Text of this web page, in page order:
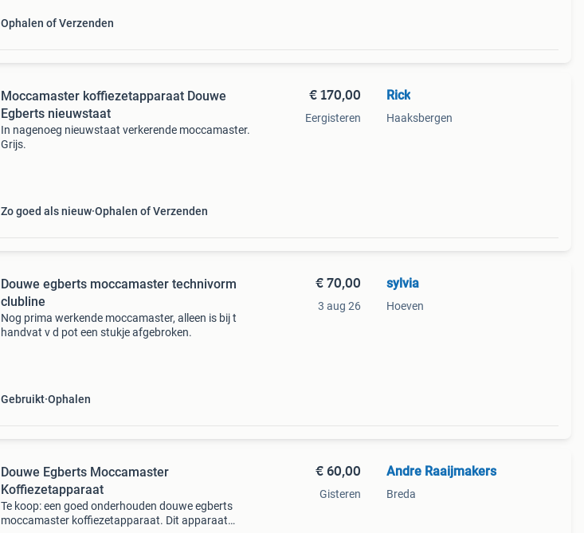
Ophalen of Verzenden
Moccamaster koffiezetapparaat Douwe
Egberts nieuwstaat
In nagenoeg nieuwstaat verkerende moccamaster.
Grijs.
Zo goed als nieuw Ophalen of Verzenden
€ 170,00
Eergisteren
Rick
Haaksbergen
Douwe egberts moccamaster technivorm
clubline
Nog prima werkende moccamaster, alleen is bij t
handvat v d pot een stukje afgebroken.
Gebruikt Ophalen
€ 70,00
3 aug 26
sylvia
Hoeven
Douwe Egberts Moccamaster
Koffiezetapparaat
Te koop: een goed onderhouden douwe egberts
moccamaster koffiezetapparaat. Dit apparaat
€ 60,00
Gisteren
Andre Raaijmakers
Breda